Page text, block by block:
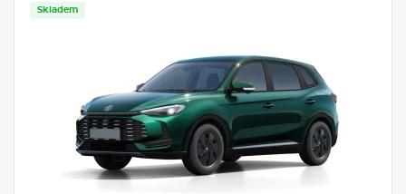
Skladem